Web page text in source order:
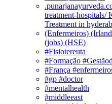
treatment-hospitals/
Treatment in
(Enfermeiros)
(jobs) (HSE)
#Fisiotereuta
#Formação
#França
#gp #doctor
#mentalhealth
#middleeast